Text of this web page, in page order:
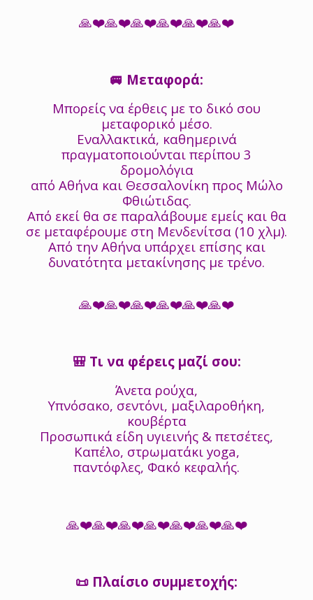
🙏❤️🙏❤️🙏❤️🙏❤️🙏❤️🙏❤️
🚐 Μεταφορά:
Μπορείς να έρθεις με το δικό σου
μεταφορικό μέσο.
Εναλλακτικά, καθημερινά
πραγματοποιούνται περίπου 3
δρομολόγια
από Αθήνα και Θεσσαλονίκη προς Μώλο
Φθιώτιδας.
Από εκεί θα σε παραλάβουμε εμείς και θα
σε μεταφέρουμε στη Μενδενίτσα (10 χλμ).
Από την Αθήνα υπάρχει επίσης και
δυνατότητα μετακίνησης με τρένο.
🙏❤️🙏❤️🙏❤️🙏❤️🙏❤️🙏❤️
🎒 Τι να φέρεις μαζί σου:
Άνετα ρούχα,
Υπνόσακο, σεντόνι, μαξιλαροθήκη,
κουβέρτα
Προσωπικά είδη υγιεινής & πετσέτες,
Καπέλο, στρωματάκι yoga,
παντόφλες, Φακό κεφαλής.
🙏❤️🙏❤️🙏❤️🙏❤️🙏❤️🙏❤️🙏❤️
📜 Πλαίσιο συμμετοχής: